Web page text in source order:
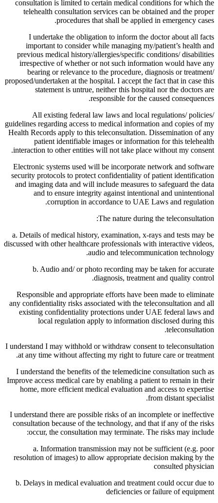
consultation is limited to certain medical conditions for which the
telehealth consultation services can be obtained and the proper
procedures that shall be applied in emergency cases.
I undertake the obligation to inform the doctor about all facts
important to consider while managing my/patient’s health and
previous medical history/allergies/specific conditions/ disabilities
irrespective of whether or not such information would have any
bearing or relevance to the procedure, diagnosis or treatment/
proposed/undertaken at the hospital. I accept the fact that in case this
statement is untrue, neither this hospital nor the doctors are
responsible for the caused consequences.
All existing federal law laws and local regulations/ policies/
guidelines regarding access to medical information and copies of my
Health Records apply to this teleconsultation. Dissemination of any
patient identifiable images or information for this telehealth
interaction to other entities will not take place without my consent.
Electronic systems used will be incorporate network and software
security protocols to protect confidentiality of patient identification
and imaging data and will include measures to safeguard the data
and to ensure integrity against intentional and unintentional
corruption in accordance to UAE Laws and regulation.
The nature during the teleconsultation:
a. Details of medical history, examination, x-rays and tests may be
discussed with other healthcare professionals with interactive videos,
audio and telecommunication technology.
b. Audio and/ or photo recording may be taken for accurate
diagnosis, treatment and quality control.
Responsible and appropriate efforts have been made to eliminate
any confidentiality risks associated with the teleconsultation and all
existing confidentiality protections under UAE federal laws and
local regulation apply to information disclosed during this
teleconsultation.
I understand I may withhold or withdraw consent to teleconsultation
at any time without affecting my right to future care or treatment.
I understand the benefits of the telemedicine consultation such as
Improve access medical care by enabling a patient to remain in their
home, more efficient medical evaluation and access to expertise
from distant specialist.
I understand there are possible risks of an incomplete or ineffective
consultation because of the technology, and that if any of the risks
occur, the consultation may terminate. The risks may include:
a. Information transmission may not be sufficient (e.g. poor
resolution of images) to allow appropriate decision making by the
consulted physician
b. Delays in medical evaluation and treatment could occur due to
deficiencies or failure of equipment